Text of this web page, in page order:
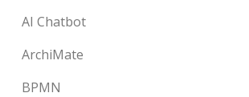
AI Chatbot
ArchiMate
BPMN